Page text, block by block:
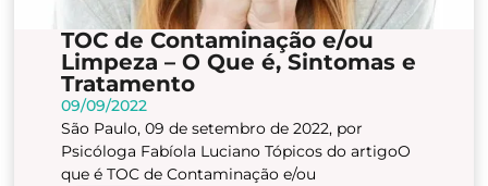
TOC de Contaminação e/ou
Limpeza – O Que é, Sintomas e
Tratamento
09/09/2022
São Paulo, 09 de setembro de 2022, por
Psicóloga Fabíola Luciano Tópicos do artigoO
que é TOC de Contaminação e/ou